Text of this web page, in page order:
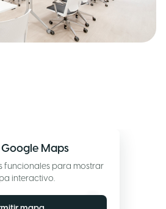
Maps
funcionales para mostrar
interactivo.